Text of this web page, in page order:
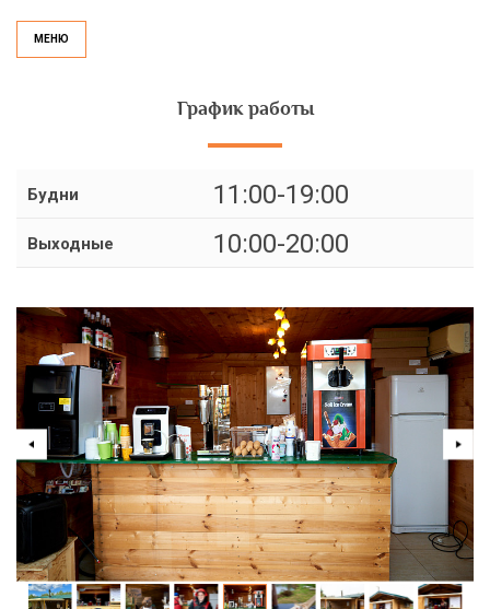
МЕНЮ
График работы
Будни 11:00-19:00
Выходные 10:00-20:00